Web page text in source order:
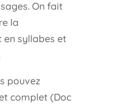
On fait
la
syllabes et
pouvez
complet (Doc